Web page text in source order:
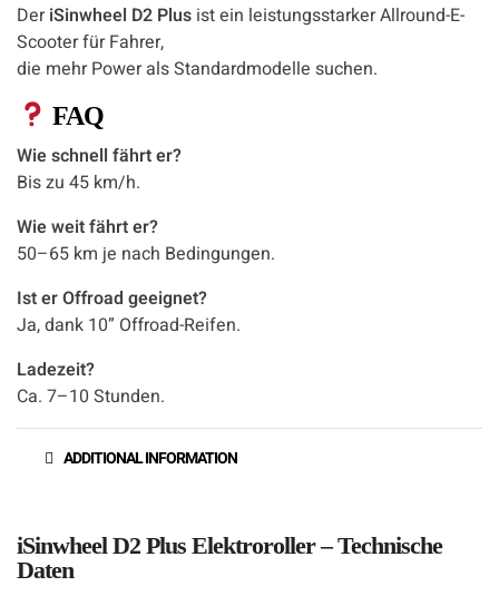
DeriSinwheel D2 Plus ist ein leistungsstarker Allround-E-
Scooter für Fahrer,
die mehr Power als Standardmodelle suchen.
FAQ
Wie schnell fährt er?
Bis zu 45 km/h.
Wie weit fährt er?
50–65 km je nach Bedingungen.
Ist er Offroad geeignet?
Ja, dank 10” Offroad-Reifen.
Ladezeit?
Ca. 7–10 Stunden.
ADDITIONAL INFORMATION
iSinwheel D2 Plus Elektroroller – Technische
Daten